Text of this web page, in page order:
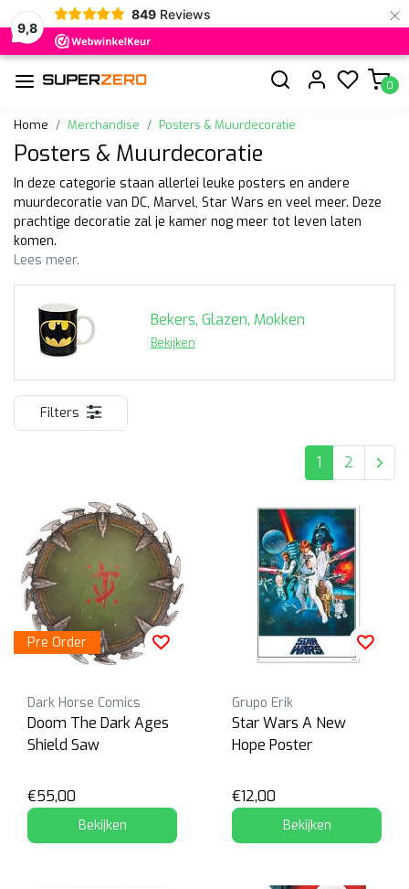
9,8
849 Reviews ×
0
Home Merchandise Posters & Muurdecoratie
Posters & Muurdecoratie
In deze categorie staan allerlei leuke posters en andere
muurdecoratie van DC, Marvel, Star Wars en veel meer. Deze
prachtige decoratie zal je kamer nog meer tot leven laten
komen.
Lees meer.
Bekers, Glazen, Mokken
Bekijken
Filters
1 2
Pre Order
Dark Horse Comics
Doom The Dark Ages
Shield Saw
€55,00
Bekijken
Grupo Erik
Star Wars A New
Hope Poster
€12,00
Bekijken